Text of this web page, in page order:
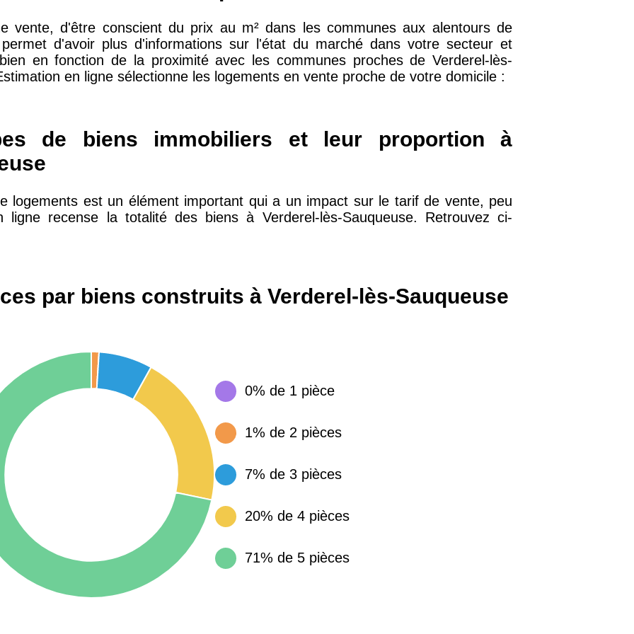
10 415 € 28 € 32 €
2 453 € 12 € 12 €
15 155 €
14 €
14 €
vente, d'être conscient du prix au m² dans les communes aux alentours de
permet d'avoir plus d'informations sur l'état du marché dans votre secteur et
en fonction de la proximité avec les communes proches de Verderel-lès-
en ligne sélectionne les logements en vente proche de votre domicile :
de biens immobiliers et leur proportion à
logements est un élément important qui a un impact sur le tarif de vente, peu
ligne recense la totalité des biens à Verderel-lès-Sauqueuse. Retrouvez ci-
par biens construits à Verderel-lès-Sauqueuse
0% de 1 pièce
1% de 2 pièces
7% de 3 pièces
20% de 4 pièces
71% de 5 pièces